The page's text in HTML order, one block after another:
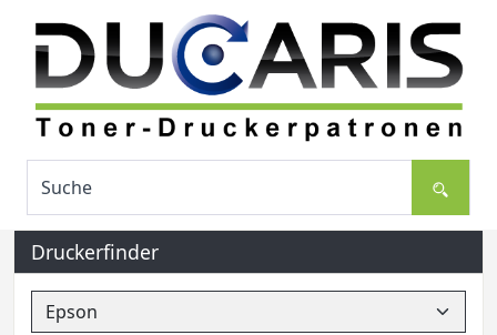
Druckerfinder